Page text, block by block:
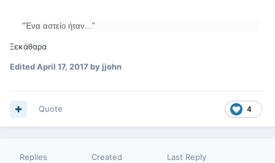
"Ένα αστείο ήταν..."
Ξεκάθαρα
EditedApril 17, 2017 by jjohn
4
Quote
Replies Created Last Reply